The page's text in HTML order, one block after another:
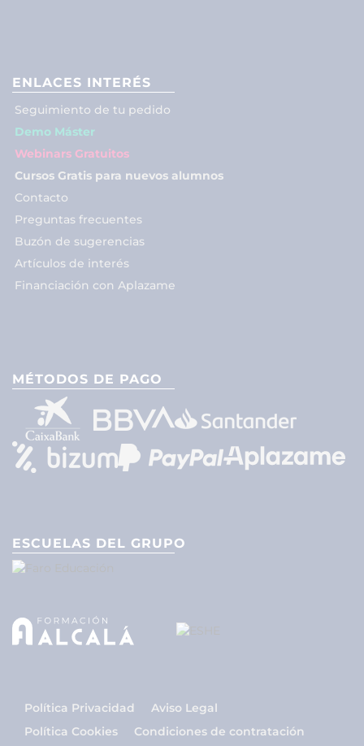
ENLACES INTERÉS
Seguimiento de tu pedido
Demo Máster
Webinars Gratuitos
Cursos Gratis para nuevos alumnos
Contacto
Preguntas frecuentes
Buzón de sugerencias
Artículos de interés
Financiación con Aplazame
MÉTODOS DE PAGO
ESCUELAS DEL GRUPO
Política Privacidad
Aviso Legal
Política Cookies
Condiciones de contratación